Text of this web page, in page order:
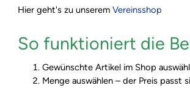
Hier geht's zu unseremVereinsshop
So funktioniert die
Gewünschte Artikel im Shop
Menge auswählen – der Preis passt